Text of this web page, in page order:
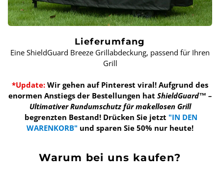
Lieferumfang
Eine ShieldGuard Breeze Grillabdeckung, passend für Ihren
Grill
*Update: Wir gehen auf Pinterest viral! Aufgrund des
enormen Anstiegs der Bestellungen hat ShieldGuard™ –
Ultimativer Rundumschutz für makellosen Grill
begrenzten Bestand! Drücken Sie jetzt "IN DEN
WARENKORB" und sparen Sie 50% nur heute!
Warum bei uns kaufen?